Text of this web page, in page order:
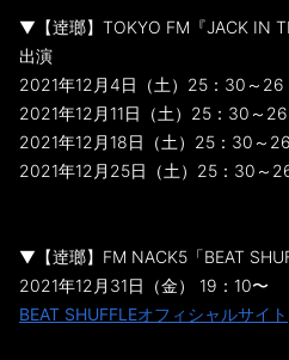
▼【逹瑯】TOKYO FM『JACK IN
出演
2021年12月4日（土）25：30～26
2021年12月11日（土）25：30～
2021年12月18日（土）25：30～
2021年12月25日（土）25：30～
▼【逹瑯】FM NACK5「BEAT
2021年12月31日（金） 19：10〜
BEAT SHUFFLEオフィシャルサイト